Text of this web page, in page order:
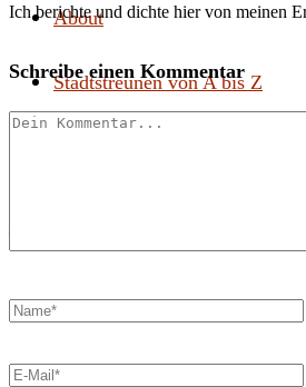
About
Stadtstreunen von A bis Z
Ich berichte und dichte hier von meinen
Schreibe einen Kommentar